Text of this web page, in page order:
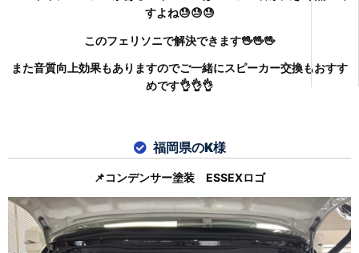
すよね😓😓😓
このフェリソニで解決できます🖖🖖🖖
また音質向上効果もありますのでご一緒にスピーカー交換もおすす
めです👌👌👌
福岡県のK様
📌コンデンサー塗装 ESSEXロゴ